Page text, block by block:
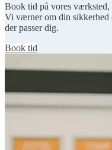
Book tid på vores
Vi værner om din sikkerhed
der passer dig.
Book tid